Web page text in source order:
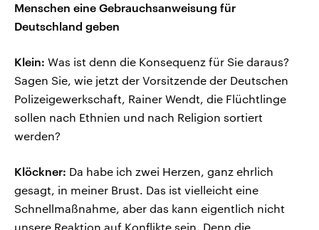
Menschen eine Gebrauchsanweisung für
Deutschland geben
Klein: Was ist denn die Konsequenz für Sie daraus?
Sagen Sie, wie jetzt der Vorsitzende der Deutschen
Polizeigewerkschaft, Rainer Wendt, die Flüchtlinge
sollen nach Ethnien und nach Religion sortiert
werden?
Klöckner: Da habe ich zwei Herzen, ganz ehrlich
gesagt, in meiner Brust. Das ist vielleicht eine
Schnellmaßnahme, aber das kann eigentlich nicht
unsere Reaktion auf Konflikte sein. Denn die